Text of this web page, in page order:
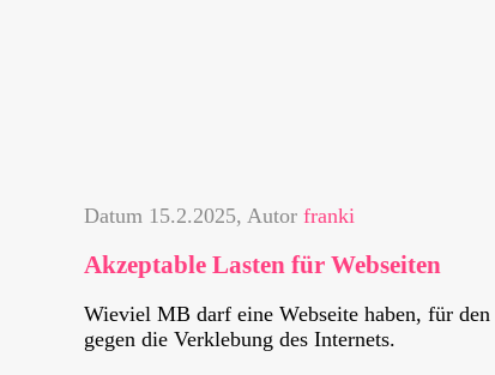
Datum 15.2.2025, Autor franki
Akzeptable Lasten für Webseiten
Wieviel MB darf eine Webseite haben, für den
gegen die Verklebung des Internets.